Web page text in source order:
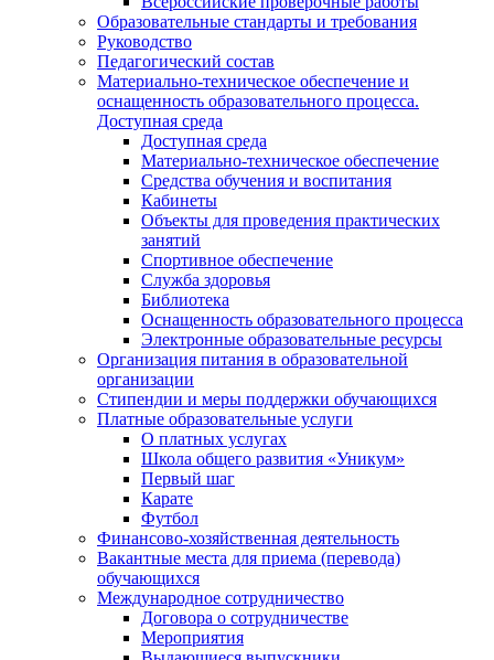
Образовательные стандарты и требования
Руководство
Педагогический состав
Материально-техническое обеспечение и
оснащенность образовательного процесса.
Доступная среда
Доступная среда
Материально-техническое обеспечение
Средства обучения и воспитания
Кабинеты
Объекты для проведения практических
занятий
Спортивное обеспечение
Служба здоровья
Библиотека
Оснащенность образовательного процесса
Электронные образовательные ресурсы
Организация питания в образовательной
организации
Стипендии и меры поддержки обучающихся
Платные образовательные услуги
О платных услугах
Школа общего развития «Уникум»
Первый шаг
Карате
Футбол
Финансово-хозяйственная деятельность
Вакантные места для приема (перевода)
обучающихся
Международное сотрудничество
Договора о сотрудничестве
Мероприятия